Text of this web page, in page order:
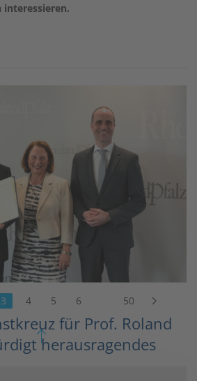
interessieren.
für Prof. Roland
herausragendes
3 4 5 6 50